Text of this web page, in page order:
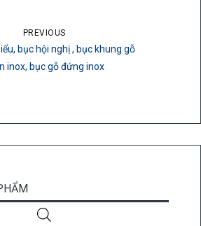
PREVIOUS
bục hội nghị , bục khung gỗ
inox, bục gỗ đứng inox